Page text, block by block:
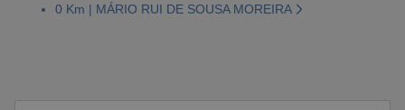
0 Km | MÁRIO RUI DE SOUSA MOREIRA